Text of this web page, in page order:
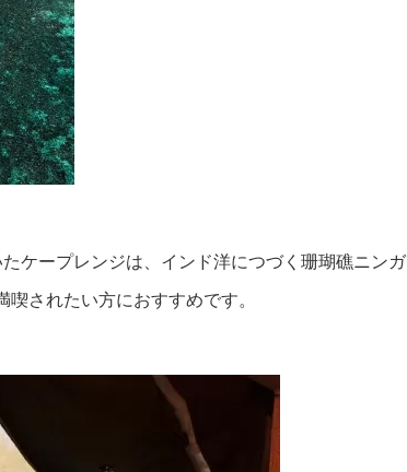
ケープレンジは、インド洋につづく珊瑚礁ニンガ
されたい方におすすめです。